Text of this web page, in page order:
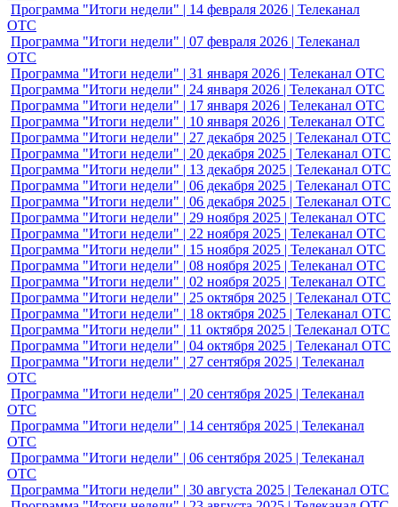
Программа
"Итоги недели" | 21 марта 2026 | Телеканал ОТС
Программа
"Итоги недели" | 21 марта 2026 | Телеканал ОТС
Программа
"Итоги недели" | 14 марта 2026 | Телеканал ОТС